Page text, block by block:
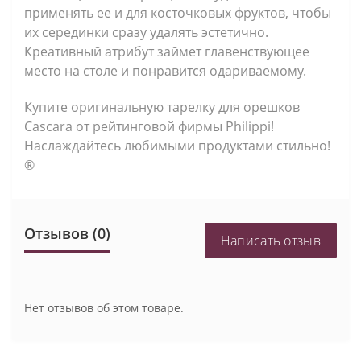
применять ее и для косточковых фруктов, чтобы
их серединки сразу удалять эстетично.
Креативный атрибут займет главенствующее
место на столе и понравится одариваемому.
Купите оригинальную тарелку для орешков
Cascara от рейтинговой фирмы Philippi!
Наслаждайтесь любимыми продуктами стильно!
®
Отзывов (0) Написать отзыв
Нет отзывов об этом товаре.